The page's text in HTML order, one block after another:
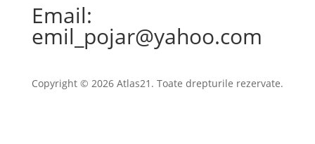
Email:
emil_pojar@yahoo.com
Copyright © 2026 Atlas21. Toate drepturile rezervate.